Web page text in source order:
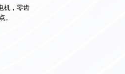
机，零齿
。